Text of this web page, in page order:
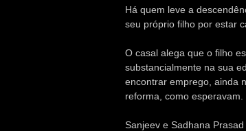
Há quem leve a
seu próprio filho por estar
O casal alega que o filho
substancialmente na sua
encontrar emprego, ainda
reforma, como esperavam.
Sanjeev e Sadhana